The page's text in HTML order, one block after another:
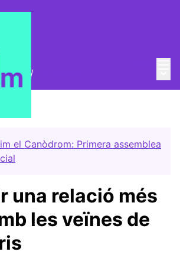
/
el Canòdrom: Primera assemblea
una relació més
les veïnes de